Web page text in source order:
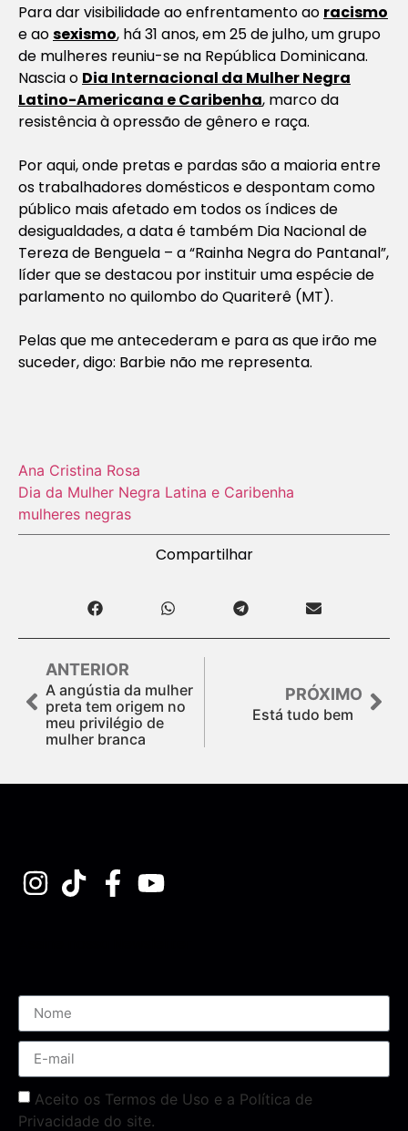
Para dar visibilidade ao enfrentamento ao racismo
e aosexismo, há 31 anos, em 25 de julho, um grupo
de mulheres reuniu-se na República Dominicana.
Nascia o Dia Internacional da Mulher Negra
Latino-Americana e Caribenha, marco da
resistência à opressão de gênero e raça.
Por aqui, onde pretas e pardas são a maioria entre
os trabalhadores domésticos e despontam como
público mais afetado em todos os índices de
desigualdades, a data é também Dia Nacional de
Tereza de Benguela – a “Rainha Negra do Pantanal”,
líder que se destacou por instituir uma espécie de
parlamento no quilombo do Quariterê (MT).
Pelas que me antecederam e para as que irão me
suceder, digo: Barbie não me representa.
Ana Cristina Rosa
Dia da Mulher Negra Latina e Caribenha
mulheres negras
Compartilhar
ANTERIOR
A angústia da mulher
preta tem origem no
meu privilégio de
mulher branca
PRÓXIMO
Está tudo bem
Aceito os Termos de Uso e a Política de
Privacidade do site.